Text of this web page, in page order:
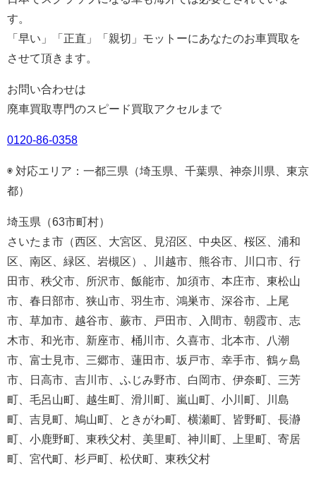
す。
「早い」「正直」「親切」モットーにあなたのお車買取を
させて頂きます。
お問い合わせは
廃車買取専門のスピード買取アクセルまで
0120-86-0358
◉ 対応エリア：一都三県（埼玉県、千葉県、神奈川県、東京
都）
埼玉県（63市町村）
さいたま市（西区、大宮区、見沼区、中央区、桜区、浦和
区、南区、緑区、岩槻区）、川越市、熊谷市、川口市、行
田市、秩父市、所沢市、飯能市、加須市、本庄市、東松山
市、春日部市、狭山市、羽生市、鴻巣市、深谷市、上尾
市、草加市、越谷市、蕨市、戸田市、入間市、朝霞市、志
木市、和光市、新座市、桶川市、久喜市、北本市、八潮
市、富士見市、三郷市、蓮田市、坂戸市、幸手市、鶴ヶ島
市、日高市、吉川市、ふじみ野市、白岡市、伊奈町、三芳
町、毛呂山町、越生町、滑川町、嵐山町、小川町、川島
町、吉見町、鳩山町、ときがわ町、横瀬町、皆野町、長瀞
町、小鹿野町、東秩父村、美里町、神川町、上里町、寄居
町、宮代町、杉戸町、松伏町、東秩父村